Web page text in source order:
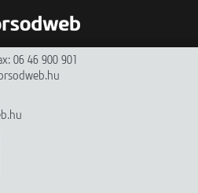
06 46 900 901